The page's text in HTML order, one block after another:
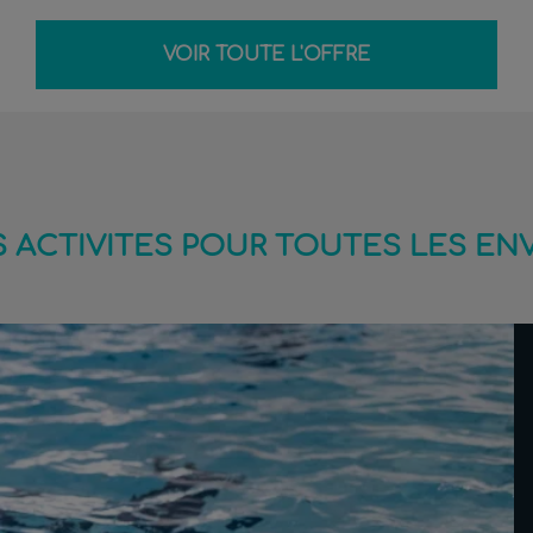
VOIR TOUTE L'OFFRE
ACTIVITES POUR TOUTES LES